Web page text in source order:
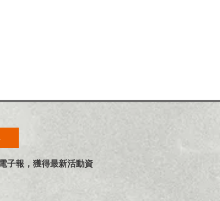
子報，獲得最新活動資